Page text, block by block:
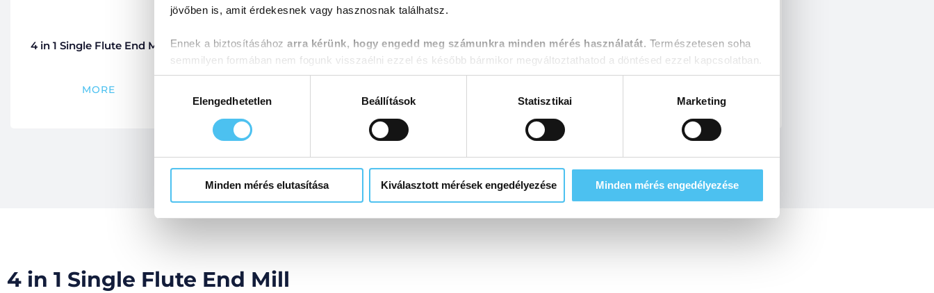
jövőben is, amit érdekesnek vagy hasznosnak találhatsz.
Ennek a biztosításához arra kérünk, hogy engedd meg számunkra minden mérés használatát. Természetesen soha
semmilyen formában nem fogunk visszaélni ezzel és később bármikor megváltoztathatod a döntésed ezzel kapcsolatban.
Előre is köszönjük!
kiválasztásaElengedhetetlen Beállítások Statisztikai Marketing
Minden mérés elutasítása Kiválasztott mérések engedélyezése Minden mérés engedélyezése
4 in 1 Single Flute End Mill
MORE
Double Flute End Mills
Single Flute Ball Nose End
Mill
Drills
4 in 1 Single Flute End Mill